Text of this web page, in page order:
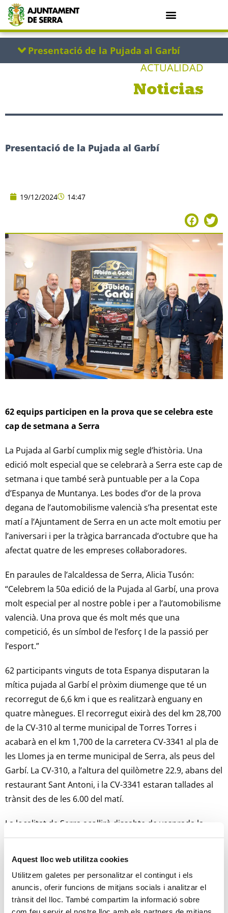
Aquest lloc web utilitza cookies
Utilitzem galetes per personalitzar el contingut i els
anuncis, oferir funcions de mitjans socials i analitzar el
trànsit del lloc. També compartim la informació sobre
ACTUALIDAD
Noticias
Presentació de la Pujada al Garbí
19/12/2024 14:47
62 equips participen en la prova que se celebra este
cap de setmana a Serra
La Pujada al Garbí cumplix mig segle d’història. Una
edició molt especial que se celebrarà a Serra este cap de
setmana i que també serà puntuable per a la Copa
d’Espanya de Muntanya. Les bodes d’or de la prova
degana de l’automobilisme valencià s’ha presentat este
matí a l’Ajuntament de Serra en un acte molt emotiu per
l’aniversari i per la tràgica barrancada d’octubre que ha
afectat quatre de les empreses col·laboradores.
En paraules de l’alcaldessa de Serra, Alicia Tusón:
“Celebrem la 50a edició de la Pujada al Garbí, una prova
molt especial per al nostre poble i per a l’automobilisme
valencià. Una prova que és molt més que una
competició, és un símbol de l’esforç I de la passió per
l’esport.”
62 participants vinguts de tota Espanya disputaran la
mítica pujada al Garbí el pròxim diumenge que té un
recorregut de 6,6 km i que es realitzarà enguany en
quatre mànegues. El recorregut eixirà des del km 28,700
de la CV-310 al terme municipal de Torres Torres i
acabarà en el km 1,700 de la carretera CV-3341 al pla de
les Llomes ja en terme municipal de Serra, als peus del
Garbí. La CV-310, a l’altura del quilòmetre 22.9, abans del
restaurant Sant Antoni, i la CV-3341 estaran tallades al
trànsit des de les 6.00 del matí.
La localitat de Serra acollirà dissabte de vesprada la
verificació tècnica i administrativa dels vehicles des de
Poliesportiu Municipal Héctor Catalá. Allí quedarà
instal·lat el parc d’exhibició de vehicles perquè l’afició
puga veure de prop els automòbils que hi participen en
esta 50a edició de la pujada al Garbí.